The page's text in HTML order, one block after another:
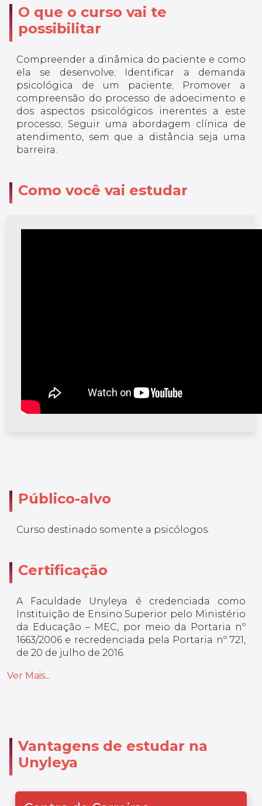
O que o curso vai te
possibilitar
Compreender a dinâmica do paciente e como
ela se desenvolve; Identificar a demanda
psicológica de um paciente; Promover a
compreensão do processo de adoecimento e
dos aspectos psicológicos inerentes a este
processo; Seguir uma abordagem clínica de
atendimento, sem que a distância seja uma
barreira.
Como você vai estudar
Público-alvo
Curso destinado somente a psicólogos.
Certificação
A Faculdade Unyleya é credenciada como
Instituição de Ensino Superior pelo Ministério
da Educação – MEC, por meio da Portaria nº
1663/2006 e recredenciada pela Portaria nº 721,
de 20 de julho de 2016.
Ver Mais...
Vantagens de estudar na
Unyleya